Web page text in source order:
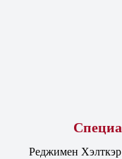
Реджимен